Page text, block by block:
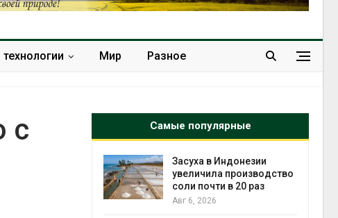
Мир Разное
с
Самые популярные
Засуха в Индонезии
увеличила производство
соли почти в 20 раз
Авг 6, 2026